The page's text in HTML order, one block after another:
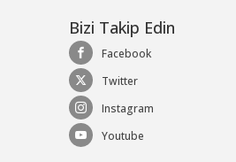
Bizi Takip Edin
Facebook
Twitter
Instagram
Youtube